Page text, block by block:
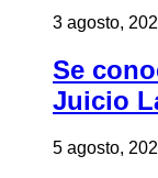
3 agosto,
Se
Juicio
5 agosto,